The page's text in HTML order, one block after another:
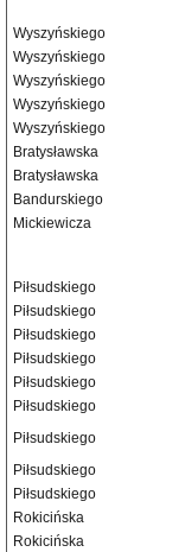
Wyszyńskiego
Wyszyńskiego
Wyszyńskiego
Wyszyńskiego
Wyszyńskiego
Bratysławska
Bratysławska
Bandurskiego
Mickiewicza
Piłsudskiego
Piłsudskiego
Piłsudskiego
Piłsudskiego
Piłsudskiego
Piłsudskiego
Piłsudskiego
Piłsudskiego
Piłsudskiego
Rokicińska
Rokicińska